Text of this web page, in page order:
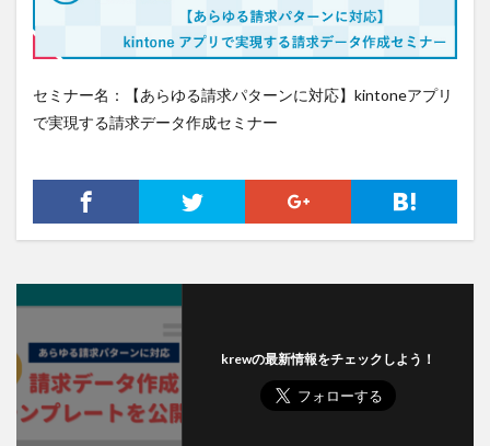
セミナー名：【あらゆる請求パターンに対応】kintoneアプリ
で実現する請求データ作成セミナー
krewの最新情報をチェックしよう！